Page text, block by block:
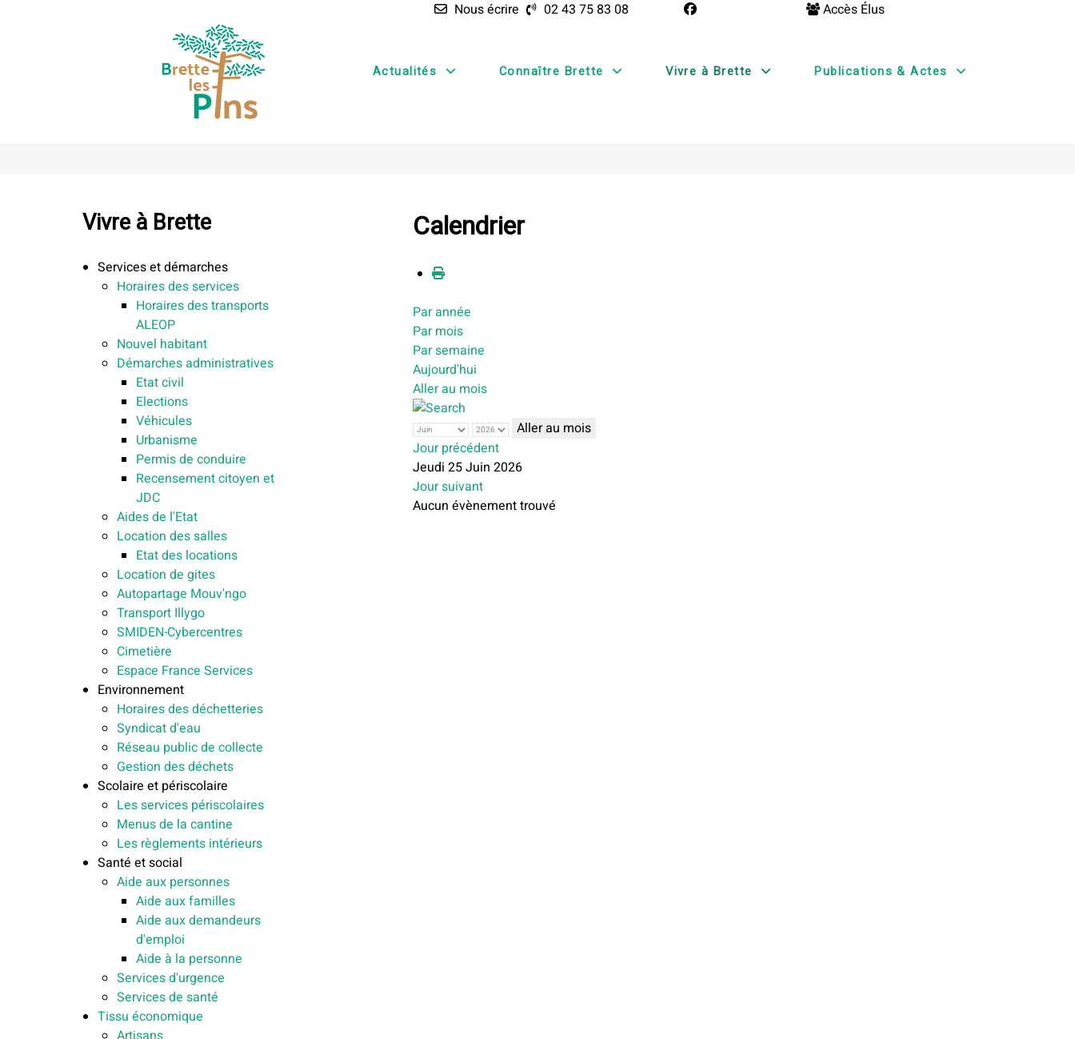
Nous écrire 02 43 75 83 08 Accès Élus
Actualités Connaître Brette Vivre à Brette Publications & Actes
Vivre à Brette
Services et démarches
Horaires des services
Horaires des transports
ALEOP
Nouvel habitant
Démarches administratives
Etat civil
Elections
Véhicules
Urbanisme
Permis de conduire
Recensement citoyen et
JDC
Aides de l'Etat
Location des salles
Etat des locations
Location de gites
Autopartage Mouv'ngo
Transport Illygo
SMIDEN-Cybercentres
Cimetière
Espace France Services
Environnement
Horaires des déchetteries
Syndicat d'eau
Réseau public de collecte
Gestion des déchets
Scolaire et périscolaire
Les services périscolaires
Menus de la cantine
Les règlements intérieurs
Santé et social
Aide aux personnes
Aide aux familles
Aide aux demandeurs
d'emploi
Aide à la personne
Services d'urgence
Services de santé
Tissu économique
Calendrier
Par année
Par mois
Par semaine
Aujourd'hui
Aller au mois
Aller au mois
Jour précédent
Jeudi 25 Juin 2026
Jour suivant
Aucun évènement trouvé